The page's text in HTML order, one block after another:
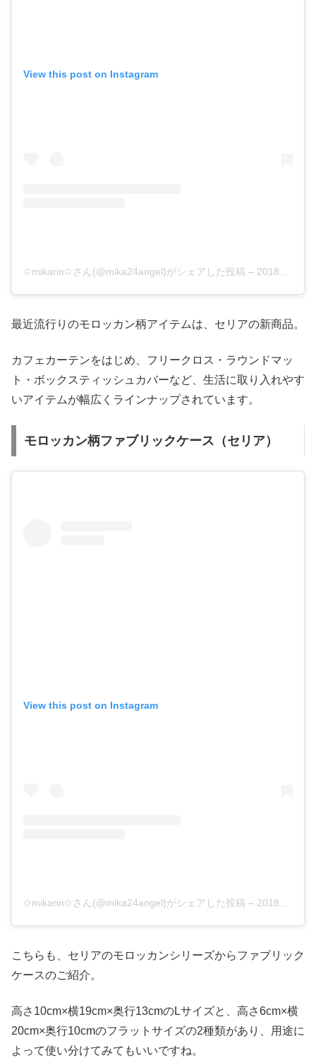
View this post on Instagram
✩mikarin✩さん(@mika24angel)がシェアした投稿 – 2018年10月月22日午前7時35分PDT
最近流行りのモロッカン柄アイテムは、セリアの新商品。
カフェカーテンをはじめ、フリークロス・ラウンドマッ
ト・ボックスティッシュカバーなど、生活に取り入れやす
いアイテムが幅広くラインナップされています。
モロッカン柄ファブリックケース（セリア）
View this post on Instagram
✩mikarin✩さん(@mika24angel)がシェアした投稿 – 2018年10月月21日午前7時30分PDT
こちらも、セリアのモロッカンシリーズからファブリック
ケースのご紹介。
高さ10cm×横19cm×奥行13cmのLサイズと、高さ6cm×横
20cm×奥行10cmのフラットサイズの2種類があり、用途に
よって使い分けてみてもいいですね。